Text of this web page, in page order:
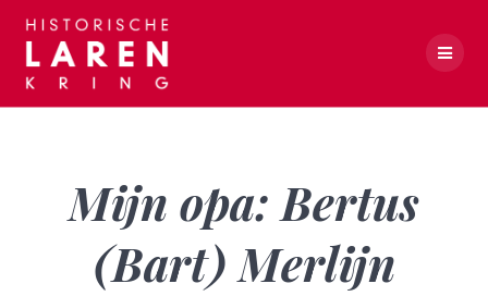
Mijn opa: Bertus
(Bart) Merlijn